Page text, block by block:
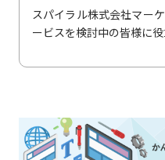
スパイラル株式会社マー
ービスを検討中の皆様に